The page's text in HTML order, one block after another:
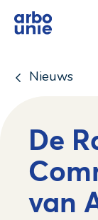
Nieuws
De
van